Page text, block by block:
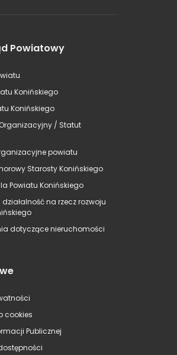
Powiatowy
Konińskiego
Konińskiego
/ Statut
powiatu
Starosty Konińskiego
Powiatu Konińskiego
na rzecz rozwoju
dotyczące nieruchomości
cookies
Publicznej